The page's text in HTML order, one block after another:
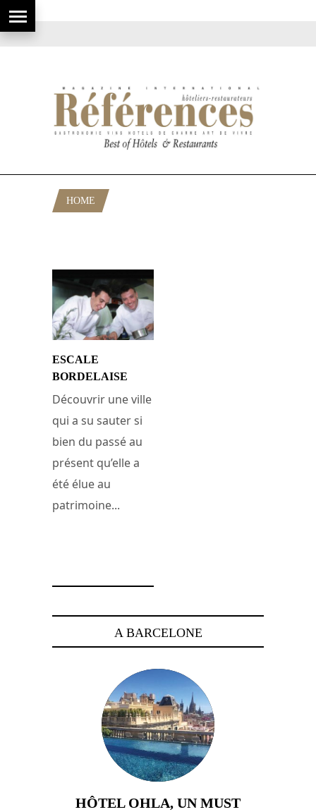
HOME
ESCALE
BORDELAISE
Découvrir une ville
qui a su sauter si
bien du passé au
présent qu’elle a
été élue au
patrimoine...
A BARCELONE
HÔTEL OHLA, UN MUST